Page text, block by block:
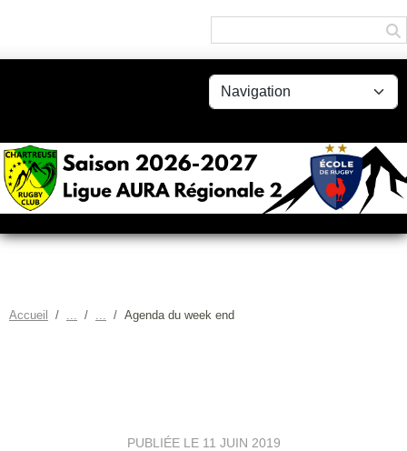
Accueil Agenda du week end
PUBLIÉE LE 11 JUIN 2019